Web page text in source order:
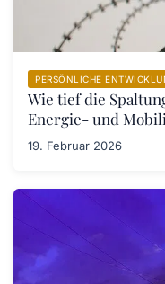
PERSÖNLICHE
Wie tief die
Energie- und
19. Februar 2026